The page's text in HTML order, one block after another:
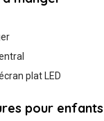
plat LED
pour enfants